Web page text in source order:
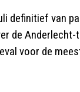
definitief van
de
voor de